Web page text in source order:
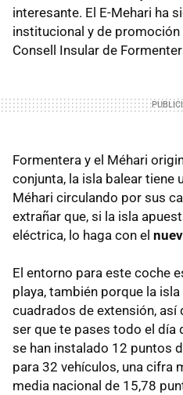
interesante. El E-Mehari ha
institucional y de
Consell Insular de
Formentera y el Méhari
conjunta, la isla balear tiene
Méhari circulando por sus
extrañar que, si la isla
eléctrica, lo haga con el
El entorno para este coche
playa, también porque la
cuadrados de extensión, así
ser que te pases todo el día
se han instalado 12 puntos
para 32 vehículos, una cifra
media nacional de 15,78